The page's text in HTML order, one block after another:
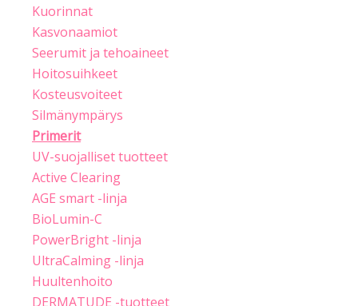
Kuorinnat
Kasvonaamiot
Seerumit ja tehoaineet
Hoitosuihkeet
Kosteusvoiteet
Silmänympärys
Primerit
UV-suojalliset tuotteet
Active Clearing
AGE smart -linja
BioLumin-C
PowerBright -linja
UltraCalming -linja
Huultenhoito
DERMATUDE -tuotteet